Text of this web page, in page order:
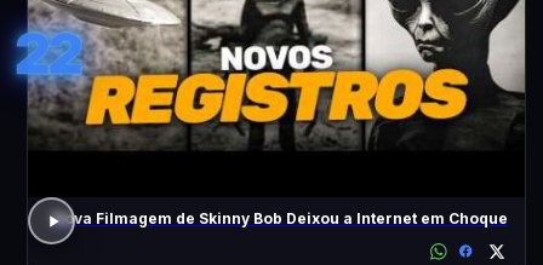
22
Nova Filmagem de Skinny Bob Deixou a Internet em Choque